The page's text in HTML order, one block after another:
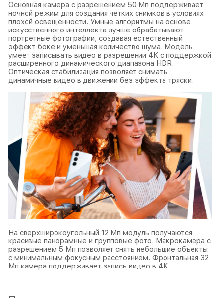
Основная камера с разрешением 50 Мп поддерживает
ночной режим для создания четких снимков в условиях
плохой освещенности. Умные алгоритмы на основе
искусственного интеллекта лучше обрабатывают
портретные фотографии, создавая естественный
эффект боке и уменьшая количество шума. Модель
умеет записывать видео в разрешении 4K с поддержкой
расширенного динамического диапазона HDR.
Оптическая стабилизация позволяет снимать
динамичные видео в движении без эффекта тряски.
На сверхширокоугольный 12 Мп модуль получаются
красивые панорамные и групповые фото. Макрокамера с
разрешением 5 Мп позволяет снять небольшие объекты
с минимальным фокусным расстоянием. Фронтальная 32
Мп камера поддерживает запись видео в 4K.